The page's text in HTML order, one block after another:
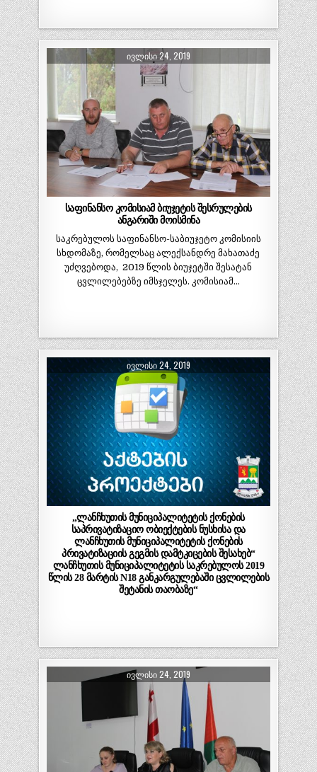
ᲘᲕᲚᲘᲡᲘ 24, 2019
საფინანსო კომისიამ ბიუჯეტის შესრულების
ანგარიში მოისმინა
საკრებულოს საფინანსო-საბიუჯეტო კომისიის
სხდომაზე, რომელსაც ალექსანდრე მახათაძე
უძღვებოდა, 2019 წლის ბიუჯეტში შესატან
ცვლილებებზე იმსჯელეს. კომისიამ…
ᲘᲕᲚᲘᲡᲘ 24, 2019
„ლანჩხუთის მუნიციპალიტეტის ქონების
საპრივატიზაციო ობიექტების ნუსხისა და
ლანჩხუთის მუნიციპალიტეტის ქონების
პრივატიზაციის გეგმის დამტკიცების შესახებ“
ლანჩხუთის მუნიციპალიტეტის საკრებულოს 2019
წლის 28 მარტის N18 განკარგულებაში ცვლილების
შეტანის თაობაზე“
ᲘᲕᲚᲘᲡᲘ 24, 2019